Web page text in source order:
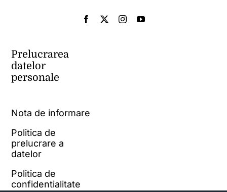
Prelucrarea
datelor
personale
Nota de informare
Politica de
prelucrare a
datelor
Politica de
confidentialitate